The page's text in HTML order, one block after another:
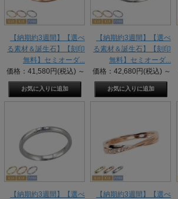
【納期約3週間】【選べ
る素材＆誕生石】【刻印
無料】セミオーダ...
価格：41,580円(税込) ～
【納期約3週間】【選べ
る素材＆誕生石】【刻印
無料】セミオーダ...
価格：42,680円(税込) ～
【納期約3週間】【選べ
【納期約3週間】【選べ